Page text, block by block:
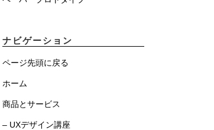
ナビゲーション
ページ先頭に戻る
ホーム
商品とサービス
– UXデザイン講座